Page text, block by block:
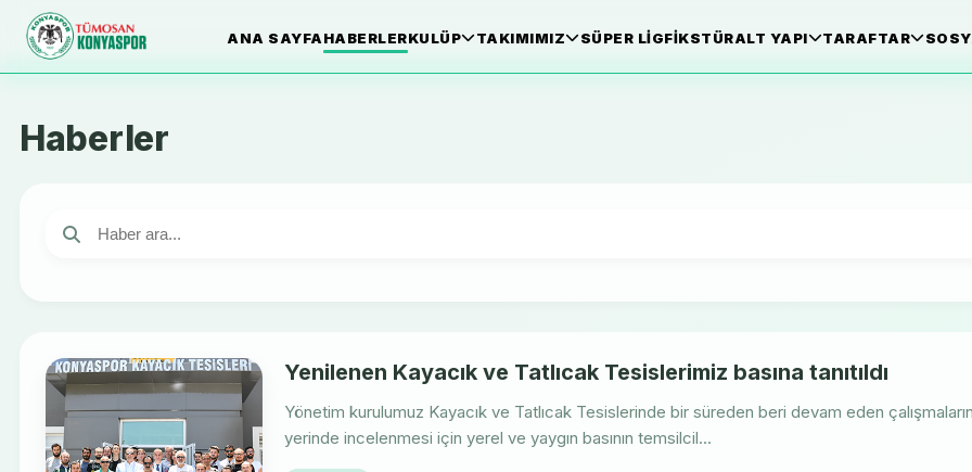
ANA SAYFAHABERLERKULÜP TAKIMIMIZ SÜPER LIGFIKSTÜRALT YAPI TARAFTAR
Haberler
Yenilenen Kayacık ve Tatlıcak Tesislerimiz basına tanıtıldı
Yönetim kurulumuz Kayacık ve Tatlıcak Tesislerinde bir süreden beri devam eden
yerinde incelenmesi için yerel ve yaygın basının temsilcil...